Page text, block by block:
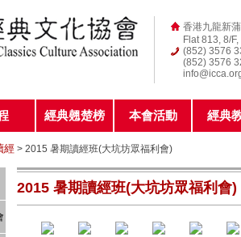
香港九龍新
Flat 813, 8/
(852) 3576
(852) 3576
經典翹楚榜 本會活動 經典
經 > 2015 暑期讀經班(大坑坊眾福利會)
2015 暑期讀經班(大坑坊眾福利會)